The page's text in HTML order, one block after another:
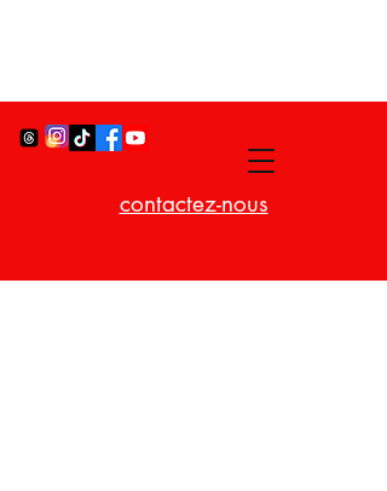
contactez-nous